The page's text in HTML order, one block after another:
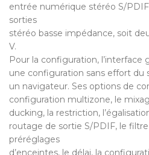
entrée numérique stéréo S/
sorties
stéréo basse impédance, soit
V.
Pour la configuration,
une configuration sans effort du
un navigateur. Ses options de
configuration multizone, le
ducking, la restriction,
routage de sortie S/PDIF, le
préréglages